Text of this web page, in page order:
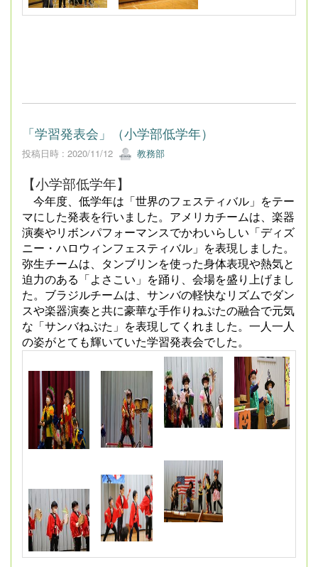
「学習発表会」（小学部低学年）
投稿日時 : 2020/11/12 教務部
【小学部低学年】
今年度、低学年は「世界のフェスティバル」をテー
マにした発表を行いました。アメリカチームは、楽器
演奏やリボンパフォーマンスでかわいらしい「ディズ
ニー・ハロウィンフェスティバル」を表現しました。
弥生チームは、タンブリンを使った身体表現や熱気と
迫力のある「よさこい」を踊り、会場を盛り上げまし
た。ブラジルチームは、サンバの軽快なリズムでダン
スや楽器演奏と共に豪華な手作りねぷたの融合で元気
な「サンバねぷた」を表現してくれました。一人一人
の姿がとても輝いていた学習発表会でした。